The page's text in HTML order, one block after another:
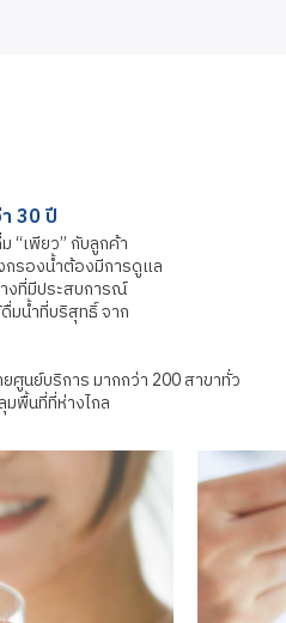
30 ปี​
“เพียว” กับลูกค้า
กรองน้ำต้องมีการดูแล
งที่มีประสบการณ์
มน้ำที่บริสุทธิ์ จาก
ศูนย์บริการ มากกว่า 200 สาขาทั่ว
พื้นที่ที่ห่างไกล